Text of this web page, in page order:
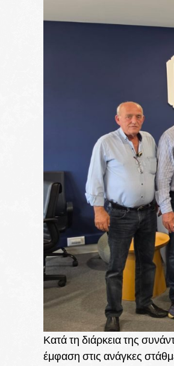
Κατά τη διάρκεια της
έμφαση στις ανάγκες